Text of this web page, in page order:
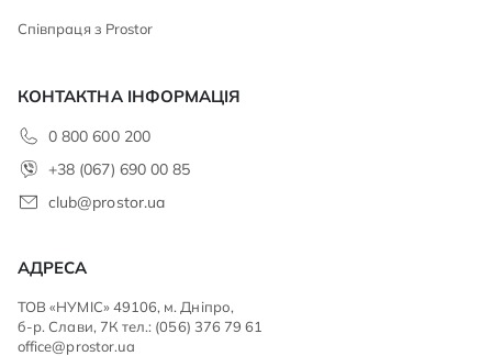
Співпраця з Prostor
КОНТАКТНА ІНФОРМАЦІЯ
0 800 600 200
+38 (067) 690 00 85
club@prostor.ua
АДРЕСА
ТОВ «НУМІС» 49106, м. Дніпро,
б-р. Слави, 7К тел.: (056) 376 79 61
office@prostor.ua